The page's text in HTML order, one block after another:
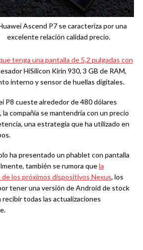
Ascend P7 se caracteriza por una
excelente relación calidad precio.
tenga una pantalla de 5,2 pulgadas con
HiSilicon Kirin 930, 3 GB de RAM,
interno y sensor de huellas digitales.
P8 cueste alrededor de 480 dólares
la compañía se mantendría con un precio
una estrategia que ha utilizado en
ha presentado un phablet con pantalla
también se rumora quela
los próximos dispositivos Nexus, los
tener una versión de Android de stock
todas las actualizaciones